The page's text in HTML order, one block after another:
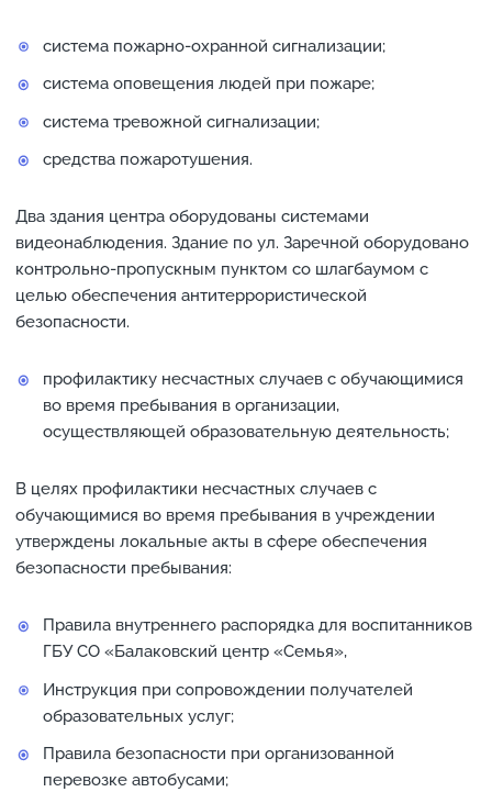
система пожарно-охранной сигнализации;
система оповещения людей при пожаре;
система тревожной сигнализации;
средства пожаротушения.
Два здания центра оборудованы системами
видеонаблюдения. Здание по ул. Заречной оборудовано
контрольно-пропускным пунктом со шлагбаумом с
целью обеспечения антитеррористической
безопасности.
профилактику несчастных случаев с обучающимися
во время пребывания в организации,
осуществляющей образовательную деятельность;
В целях профилактики несчастных случаев с
обучающимися во время пребывания в учреждении
утверждены локальные акты в сфере обеспечения
безопасности пребывания:
Правила внутреннего распорядка для воспитанников
ГБУ СО «Балаковский центр «Семья»,
Инструкция при сопровождении получателей
образовательных услуг;
Правила безопасности при организованной
перевозке автобусами;